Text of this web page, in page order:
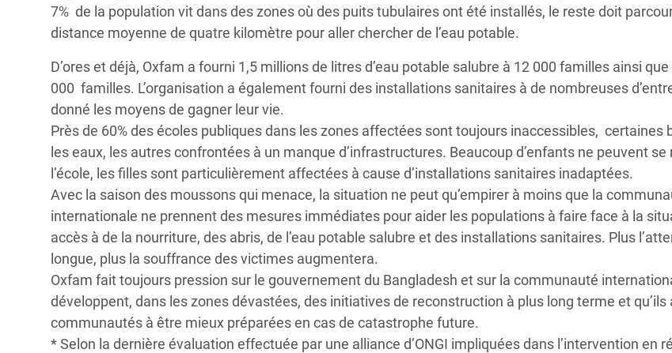
7% de la population vit dans des zones où des puits tubulaires ont été installés, le reste doit
distance moyenne de quatre kilomètre pour aller chercher de l’eau potable.
D’ores et déjà, Oxfam a fourni 1,5 millions de litres d’eau potable salubre à 12 000 familles ainsi
000 familles. L’organisation a également fourni des installations sanitaires à de nombreuses
donné les moyens de gagner leur vie.
Près de 60% des écoles publiques dans les zones affectées sont toujours inaccessibles, certaines
les eaux, les autres confrontées à un manque d’infrastructures. Beaucoup d’enfants ne peuvent se
l’école, les filles sont particulièrement affectées à cause d’installations sanitaires inadaptées.
Avec la saison des moussons qui menace, la situation ne peut qu’empirer à moins que la
internationale ne prennent des mesures immédiates pour aider les populations à faire face à la
accès à de la nourriture, des abris, de l’eau potable salubre et des installations sanitaires. Plus
longue, plus la souffrance des victimes augmentera.
Oxfam fait toujours pression sur le gouvernement du Bangladesh et sur la communauté
développent, dans les zones dévastées, des initiatives de reconstruction à plus long terme et qu’ils
communautés à être mieux préparées en cas de catastrophe future.
* Selon la dernière évaluation effectuée par une alliance d’ONGI impliquées dans l’intervention en